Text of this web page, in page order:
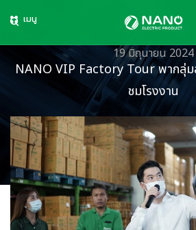
เมนู
NANO VIP Factory Tour พากลุ่ม
ชมโรงงาน
19 มิถุนายน 2024